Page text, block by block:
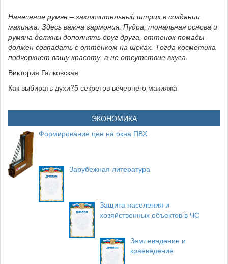
Нанесение румян – заключительный штрих в создании
макияжа. Здесь важна гармония. Пудра, тональная основа и
румяна должны дополнять друг друга, оттенок помады
должен совпадать с оттенком на щеках. Тогда косметика
подчеркнет вашу красоту, а не отсутствие вкуса.
Виктория Галковская
Как выбирать духи?5 секретов вечернего макияжа
ЭКОНОМИКА
Формирование цен на окна ПВХ
Зарубежная литература
Защита населения и
хозяйственных объектов в ЧС
Землеведение и
краеведение